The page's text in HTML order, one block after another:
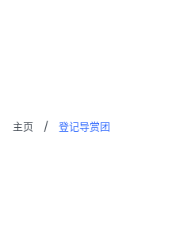
主页 / 登记导赏团